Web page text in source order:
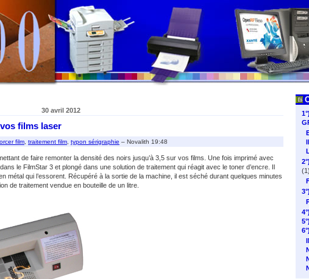
(1)
30 avril 2012
films laser
film traitement film typon sérigraphie – Novalith 19:48
de faire remonter la densité des noirs jusqu’à 3,5 sur vos films. Une fois imprimé avec
le FilmStar 3 et plongé dans une solution de traitement qui réagit avec le toner d’encre. Il
métal qui l’essorent. Récupéré à la sortie de la machine, il est séché durant quelques minutes
de traitement vendue en bouteille de un litre.